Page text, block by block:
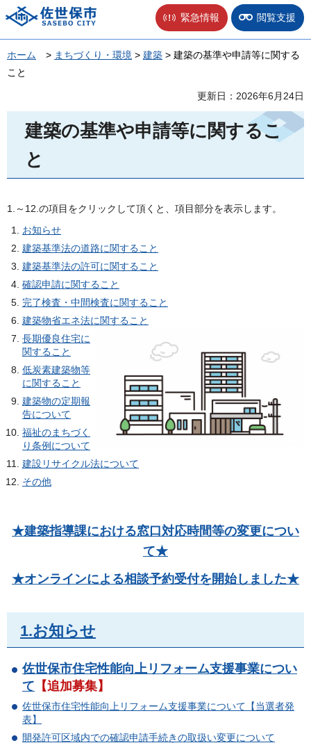
佐世保市 緊急情報 閲覧支援
ホーム > まちづくり・環境 > 建築 > 建築の基準や申請等に関する
こと
更新日：2026年6月24日
建築の基準や申請等に関するこ
と
1.～12.の項目をクリックして頂くと、項目部分を表示します。
お知らせ
建築基準法の道路に関すること
建築基準法の許可に関すること
確認申請に関すること
完了検査・中間検査に関すること
建築物省エネ法に関すること
長期優良住宅に
関すること
低炭素建築物等
に関すること
建築物の定期報
告について
福祉のまちづく
り条例について
建設リサイクル法について
その他
★建築指導課における窓口対応時間等の変更につい
て★
★オンラインによる相談予約受付を開始しました★
1.お知らせ
佐世保市住宅性能向上リフォーム支援事業につい
て 【追加募集】
佐世保市住宅性能向上リフォーム支援事業について【当選者発
表】
開発許可区域内での確認申請手続きの取扱い変更について